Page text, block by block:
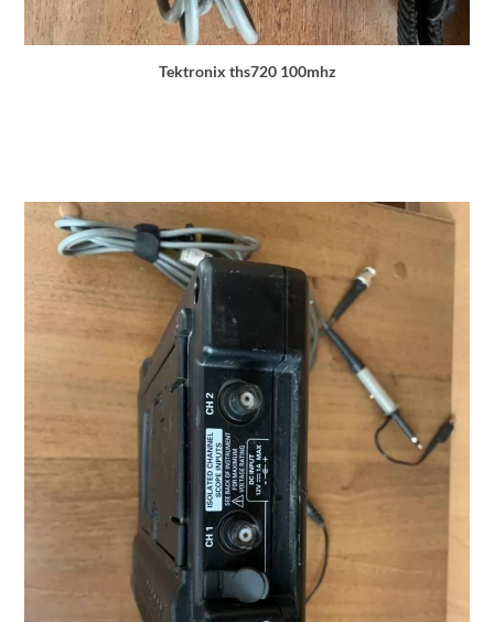
Tektronix ths720 100mhz